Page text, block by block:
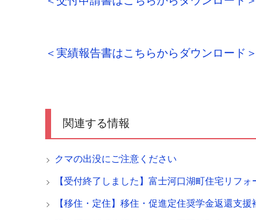
＜実績報告書はこちらからダウンロード＞
関連する情報
クマの出没にご注意ください
【受付終了しました】富士河口湖町住宅リフ
【移住・定住】移住・促進定住奨学金返還支